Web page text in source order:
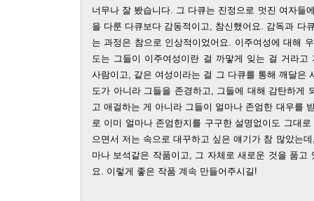
너무나 잘 봤습니다. 그 다큐는 진정으로 멋진 여자들
을 다룬 다큐보다 감동적이고, 참신했어요. 감독과 다
는 과정은 참으로 인상적이었어요. 이주여성에 대해
도는 그들이 이주여성이란 걸 까맣게 잊는 걸 거라
사람이고, 같은 여성이라는 걸 그 다큐를 통해 깨달은
도가 아니라 그들을 존경하고, 그들에 대해 감탄하게
고 애걸하는 게 아니라 그들이 얼마나 존엄한 대우를
로 이미 얼마나 존엄한지를 구구한 설명없이도 그대
으면서 저는 속으로 대꾸하고 싶은 얘기가 참 많았는
마나 보석같은 작품이고, 그 자체로 새로운 것을 품고
요. 이렇게 좋은 작품 계속 만들어주시길!